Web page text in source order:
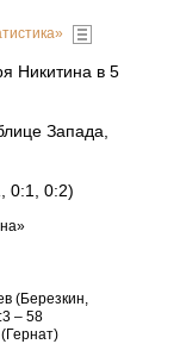
Никитина в 5
Запада,
0:1, 0:2)
(Березкин,
– 58